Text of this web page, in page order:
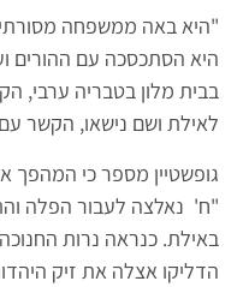
היא הסתכסכה עם ההורים
בבית מלון בטבריה ערבי,
לאילת ושם נישאו, הקשר
גופשטיין מספר כי המהפך
"ח' נאלצה לעבור הפלה
באילת. כנראה נרות
הדליקו אצלה את זיק